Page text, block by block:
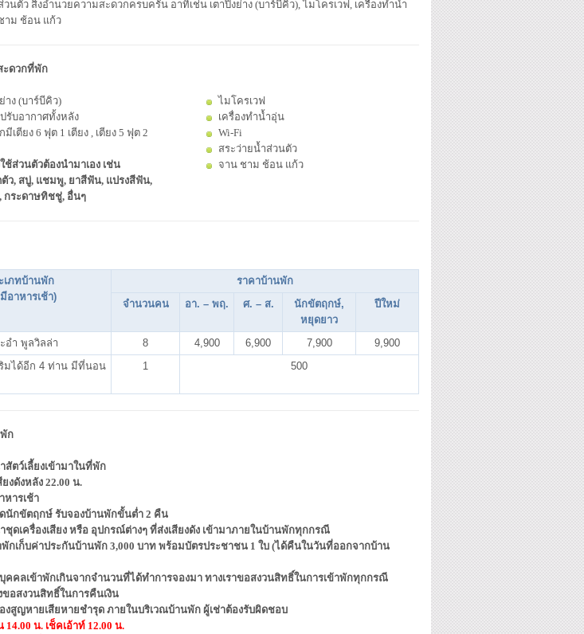
นตัว สิ่งอำนวยความสะดวกครบครัน อาทิเช่น เตาปิ้งย่าง (บาร์บีคิว), ไมโครเวฟ, เครื่องทำน้ำ
าม ช้อน แก้ว
ะดวกที่พัก
าง (บาร์บีคิว)
ปรับอากาศทั้งหลัง
เตียง 6 ฟุต 1 เตียง , เตียง 5 ฟุต 2
ใช้ส่วนตัวต้องนำมาเอง เช่น
ตัว, สบู่, แชมพู, ยาสีฟัน, แปรงสีฟัน,
กระดาษทิชชู่, อื่นๆ
ไมโครเวฟ
เครื่องทำน้ำอุ่น
Wi-Fi
สระว่ายน้ำส่วนตัว
จาน ชาม ช้อน แก้ว
เภทบ้านพัก
อาหารเช้า)
ราคาบ้านพัก
จำนวนคน
อา. – พฤ. ศ. – ส.
นักขัตฤกษ์,
หยุดยาว
ปีใหม่
อำ พูลวิลล่า 8 4,900 6,900 7,900
9,900
มได้อีก 4 ท่าน มีที่นอน
1 500
ก
สัตว์เลี้ยงเข้ามาในที่พัก
งดังหลัง 22.00 น.
หารเช้า
นักขัตฤกษ์ รับจองบ้านพักขั้นต่ำ 2 คืน
ชุดเครื่องเสียง หรือ อุปกรณ์ต่างๆ ที่ส่งเสียงดัง เข้ามาภายในบ้านพักทุกกรณี
พักเก็บค่าประกันบ้านพัก 3,000 บาท พร้อมบัตรประชาชน 1 ใบ (ได้คืนในวันที่ออกจากบ้าน
คคลเข้าพักเกินจากจำนวนที่ได้ทำการจองมา ทางเราขอสงวนสิทธิ์ในการเข้าพักทุกกรณี
ขอสงวนสิทธิ์ในการคืนเงิน
งสูญหายเสียหายชำรุด ภายในบริเวณบ้านพัก ผู้เช่าต้องรับผิดชอบ
14.00 น. เช็คเอ้าท์ 12.00 น.